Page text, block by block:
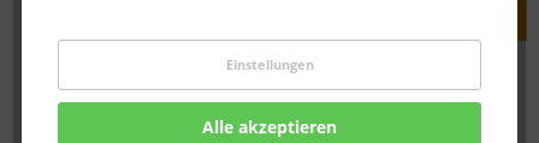
Einstellungen
Alle akzeptieren